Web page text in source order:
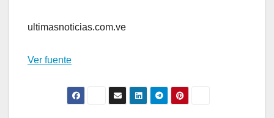
ultimasnoticias.com.ve
Ver fuente